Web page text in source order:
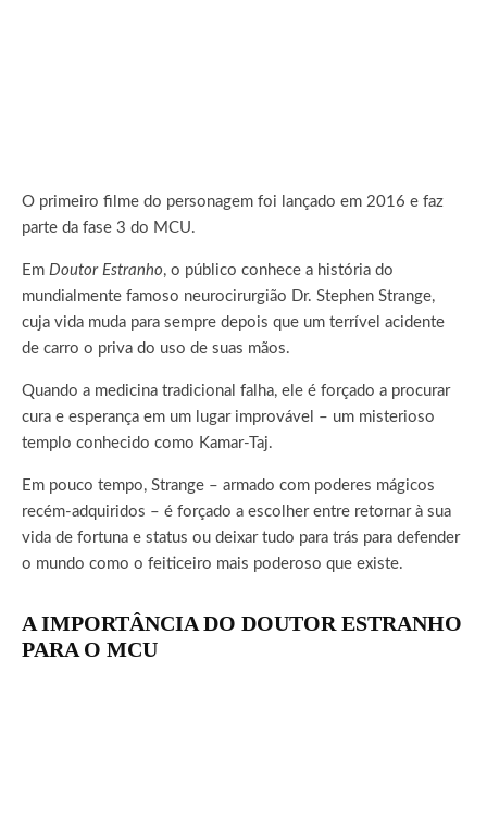
O primeiro filme do personagem foi lançado em 2016 e faz
parte da fase 3 do MCU.
Em Doutor Estranho, o público conhece a história do
mundialmente famoso neurocirurgião Dr. Stephen Strange,
cuja vida muda para sempre depois que um terrível acidente
de carro o priva do uso de suas mãos.
Quando a medicina tradicional falha, ele é forçado a procurar
cura e esperança em um lugar improvável – um misterioso
templo conhecido como Kamar-Taj.
Em pouco tempo, Strange – armado com poderes mágicos
recém-adquiridos – é forçado a escolher entre retornar à sua
vida de fortuna e status ou deixar tudo para trás para defender
o mundo como o feiticeiro mais poderoso que existe.
A IMPORTÂNCIA DO DOUTOR ESTRANHO
PARA O MCU